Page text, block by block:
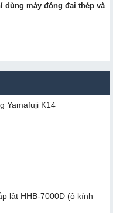
dùng máy đóng đai thép và
Yamafuji K14
lật HHB-7000D (ô kính